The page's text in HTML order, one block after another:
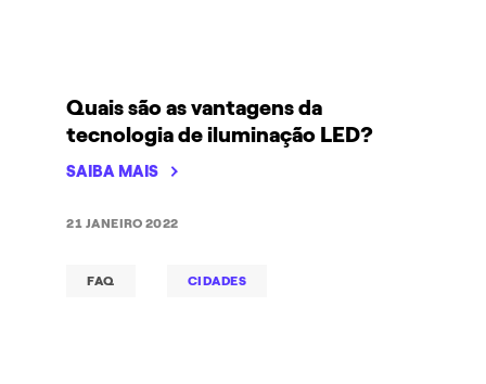
Quais são as vantagens da
tecnologia de iluminação LED?
SAIBA MAIS
FAQ CIDADES
21 JANEIRO 2022